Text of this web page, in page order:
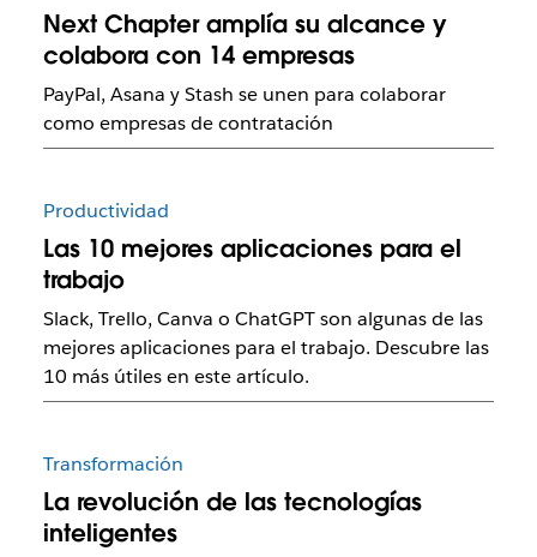
Next Chapter amplía su alcance y
colabora con 14 empresas
PayPal, Asana y Stash se unen para colaborar
como empresas de contratación
Productividad
Las 10 mejores aplicaciones para el
trabajo
Slack, Trello, Canva o ChatGPT son algunas de las
mejores aplicaciones para el trabajo. Descubre las
10 más útiles en este artículo.
Transformación
La revolución de las tecnologías
inteligentes